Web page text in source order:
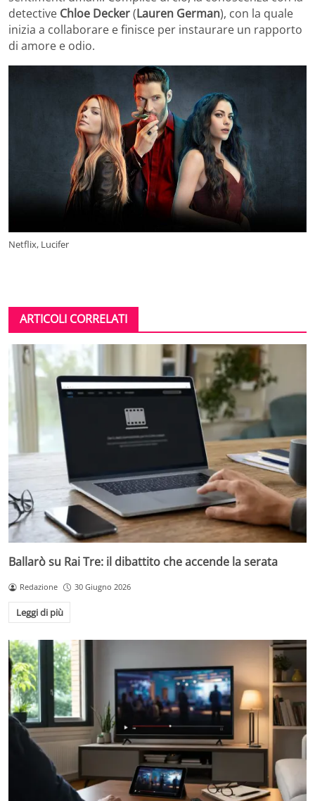
detective Chloe Decker(Lauren German), con la quale
inizia a collaborare e finisce per instaurare un rapporto
di amore e odio.
Netflix, Lucifer
ARTICOLI CORRELATI
Ballarò su Rai Tre: il dibattito che accende la serata
Redazione 30 Giugno 2026
Leggi di più